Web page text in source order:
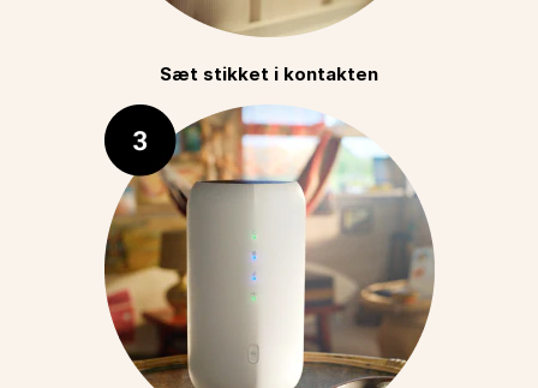
Sæt stikket i kontakten